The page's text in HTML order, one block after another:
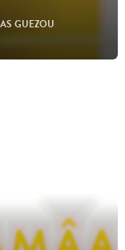
GUEZOU